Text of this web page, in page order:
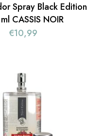
Spray Black Edition
CASSIS NOIR
€10,99